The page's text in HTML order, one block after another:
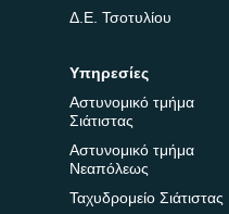
Δ.Ε. Τσοτυλίου
Υπηρεσίες
Αστυνομικό τμήμα
Σιάτιστας
Αστυνομικό τμήμα
Νεαπόλεως
Ταχυδρομείο Σιάτιστας